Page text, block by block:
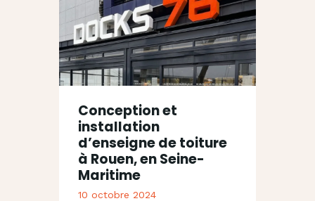
Conception et
installation
d’enseigne de toiture
à Rouen, en Seine-
Maritime
10 octobre 2024